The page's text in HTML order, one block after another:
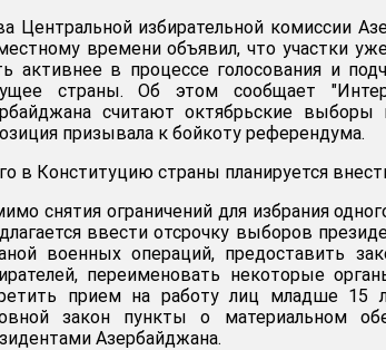
Центральной избирательной комиссии
времени объявил, что участки
активнее в процессе голосования и
страны. Об этом сообщает
считают октябрьские выборы
призывала к бойкоту референдума.
в Конституцию страны планируется
снятия ограничений для избрания
ввести отсрочку выборов
военных операций, предоставить
переименовать некоторые
прием на работу лиц младше 15
закон пункты о материальном
Азербайджана.